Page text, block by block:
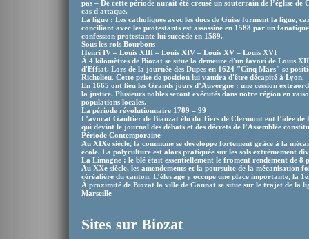
pas – De cette période aurait été creusé un souterrain de l’église de
cas d'attaque.
La ligue : Les catholiques avec les ducs de Guise forment la ligue,
conciliant avec les protestants est assassiné en 1588 par un
confession protestante lui succède en 1589.
Sous les rois Bourbons
Henri IV – Louis XIII – Louis XIV – Louis XV – Louis XVI
À 4 kilomètres de Biozat se situe la demeure d'un favori de Louis
d'Effiat. Lors de la journée des Dupes en 1624 "Cinq Mars" se
Richelieu. Cette prise de position lui vaudra d'être décapité à Lyon.
En 1665 ont lieu les Grands jours d’Auvergne : une cession
la justice. Plusieurs nobles seront exécutés dans notre région en
populations locales.
La période révolutionnaire 1789 – 99
L’avocat Gaultier de Biauzat élu du Tiers de Clermont eut l’idée
qui devint le journal des débats et des décrets de l’Assemblée
Période Contemporaine
Au XIXe siècle, la commune se développe fortement grâce à la
école. La polyculture est alors pratiquée sur les sols extrêmement
La Limagne : le blé était essentiellement le froment rendement de 8
Au XXe siècle, les amendements et la poursuite de la mécanisation
céréalière du canton. L’élevage y occupe une place importante, la
À proximité de Biozat la ville de Gannat se situe sur le trajet de la
Marseille
Sites sur Biozat